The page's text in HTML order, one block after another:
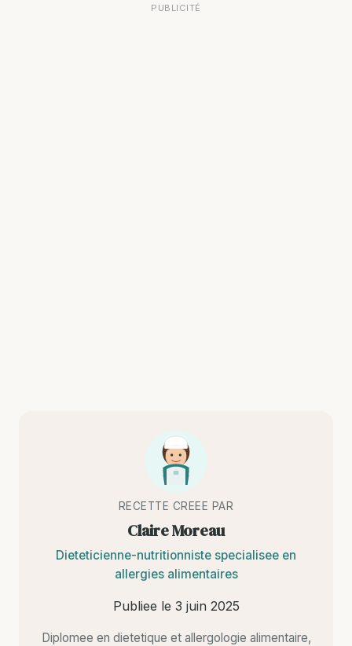
PUBLICITÉ
RECETTE CREEE PAR
Claire Moreau
Dieteticienne-nutritionniste specialisee en
allergies alimentaires
Publiee le 3 juin 2025
Diplomee en dietetique et allergologie alimentaire,